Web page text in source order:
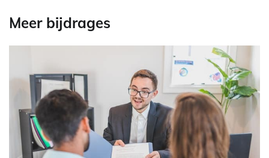
Meer bijdrages